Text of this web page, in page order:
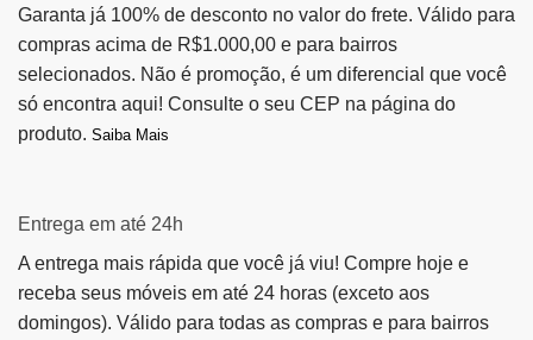
Garanta já 100% de desconto no valor do frete. Válido para
compras acima de R$1.000,00 e para bairros
selecionados. Não é promoção, é um diferencial que você
só encontra aqui! Consulte o seu CEP na página do
produto. Saiba Mais
Entrega em até 24h
A entrega mais rápida que você já viu! Compre hoje e
receba seus móveis em até 24 horas (exceto aos
domingos). Válido para todas as compras e para bairros